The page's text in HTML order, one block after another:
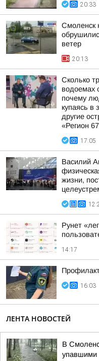
20:33
Смоленск
ветер
20:13
Сколько
водоемах
почему
купаясь в
другие
«Регион
17:05
Василий
жизни,
Рунет
14:17
16:03
ЛЕНТА НОВОСТЕЙ
В
упавшими